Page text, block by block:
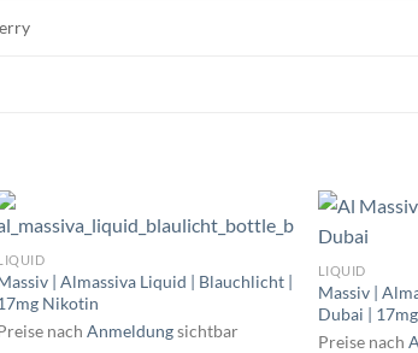
| Almassiva Liquid | Blauchlicht |
Nikotin
nachAnmeldungsichtbar
LIQUID
Massiv |
Dubai |
Preise nach